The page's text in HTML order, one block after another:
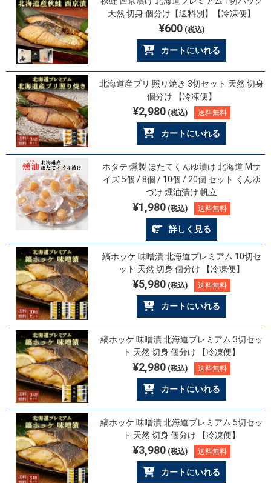
天然 切身 個分け【送料別】【冷凍便】
¥600(税込)
カートにいれる
北海道産ブリ 照り焼き 3切セット 天然 切身
個分け 【冷凍便】
¥2,980(税込) 送料無料
カートにいれる
ホタテ 燻製 ほたてくんゆ漬け 北海道 Mサ
イズ 5個 / 8個 / 10個 / 20個 セット くんゆ
づけ 燻油漬け 帆立
¥1,980(税込) 送料無料
詳しく見る
縞ホッケ 味噌漬 北海道プレミアム 10切セ
ット 天然 切身 個分け 【冷凍便】
¥5,980(税込) 送料無料
カートにいれる
縞ホッケ 味噌漬 北海道プレミアム 3切セッ
ト 天然 切身 個分け 【冷凍便】
¥2,980(税込) 送料無料
カートにいれる
縞ホッケ 味噌漬 北海道プレミアム 5切セッ
ト 天然 切身 個分け 【冷凍便】
¥3,980(税込) 送料無料
カートにいれる